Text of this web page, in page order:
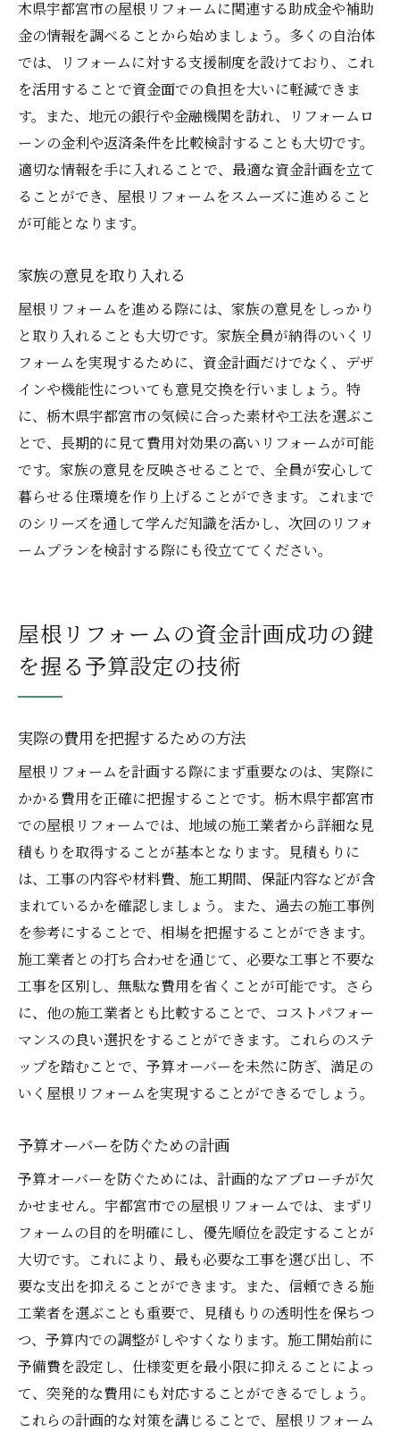
木県宇都宮市の屋根リフォームに関連する助成金や補助
金の情報を調べることから始めましょう。多くの自治体
では、リフォームに対する支援制度を設けており、これ
を活用することで資金面での負担を大いに軽減できま
す。また、地元の銀行や金融機関を訪れ、リフォームロ
ーンの金利や返済条件を比較検討することも大切です。
適切な情報を手に入れることで、最適な資金計画を立て
ることができ、屋根リフォームをスムーズに進めること
が可能となります。
家族の意見を取り入れる
屋根リフォームを進める際には、家族の意見をしっかり
と取り入れることも大切です。家族全員が納得のいくリ
フォームを実現するために、資金計画だけでなく、デザ
インや機能性についても意見交換を行いましょう。特
に、栃木県宇都宮市の気候に合った素材や工法を選ぶこ
とで、長期的に見て費用対効果の高いリフォームが可能
です。家族の意見を反映させることで、全員が安心して
暮らせる住環境を作り上げることができます。これまで
のシリーズを通して学んだ知識を活かし、次回のリフォ
ームプランを検討する際にも役立ててください。
屋根リフォームの資金計画成功の鍵
を握る予算設定の技術
実際の費用を把握するための方法
屋根リフォームを計画する際にまず重要なのは、実際に
かかる費用を正確に把握することです。栃木県宇都宮市
での屋根リフォームでは、地域の施工業者から詳細な見
積もりを取得することが基本となります。見積もりに
は、工事の内容や材料費、施工期間、保証内容などが含
まれているかを確認しましょう。また、過去の施工事例
を参考にすることで、相場を把握することができます。
施工業者との打ち合わせを通じて、必要な工事と不要な
工事を区別し、無駄な費用を省くことが可能です。さら
に、他の施工業者とも比較することで、コストパフォー
マンスの良い選択をすることができます。これらのステ
ップを踏むことで、予算オーバーを未然に防ぎ、満足の
いく屋根リフォームを実現することができるでしょう。
予算オーバーを防ぐための計画
予算オーバーを防ぐためには、計画的なアプローチが欠
かせません。宇都宮市での屋根リフォームでは、まずリ
フォームの目的を明確にし、優先順位を設定することが
大切です。これにより、最も必要な工事を選び出し、不
要な支出を抑えることができます。また、信頼できる施
工業者を選ぶことも重要で、見積もりの透明性を保ちつ
つ、予算内での調整がしやすくなります。施工開始前に
予備費を設定し、仕様変更を最小限に抑えることによっ
て、突発的な費用にも対応することができるでしょう。
これらの計画的な対策を講じることで、屋根リフォーム